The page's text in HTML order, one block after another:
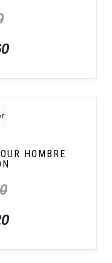
HOMBRE